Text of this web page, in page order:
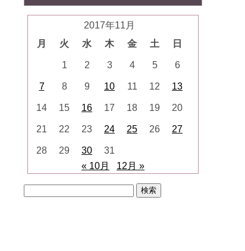
2017年11月
月
火 水 木 金 土 日
1 2 3 4 5 6
7 8 9 10 11 12 13
14 15 16 17 18 19 20
21 22 23 24 25 26 27
28 29 30
31
« 10月
12月 »
検
索: